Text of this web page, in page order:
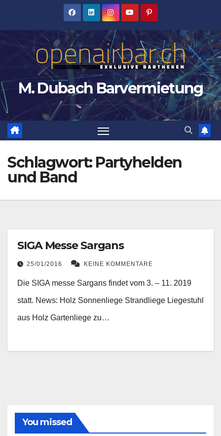
M. Dubach Barvermietung
Schlagwort: Partyhelden
und Band
SIGA Messe Sargans
25/01/2016 KEINE KOMMENTARE
Die SIGA messe Sargans findet vom 3. – 11. 2019
statt. News: Holz Sonnenliege Strandliege Liegestuhl
aus Holz Gartenliege zu…
You missed